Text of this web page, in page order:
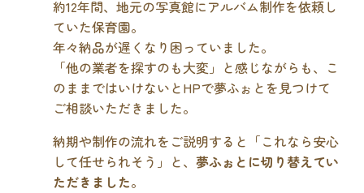
約12年間、地元の写真館にアルバム制作を依頼し
ていた保育園。
年々納品が遅くなり困っていました。
「他の業者を探すのも大変」と感じながらも、こ
のままではいけないとHPで夢ふぉとを見つけて
ご相談いただきました。
納期や制作の流れをご説明すると「これなら安心
して任せられそう」と、夢ふぉとに切り替えてい
ただきました。